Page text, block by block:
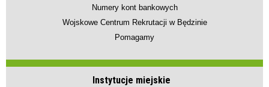
Numery kont bankowych
Wojskowe Centrum Rekrutacji w Będzinie
Pomagamy
Instytucje miejskie